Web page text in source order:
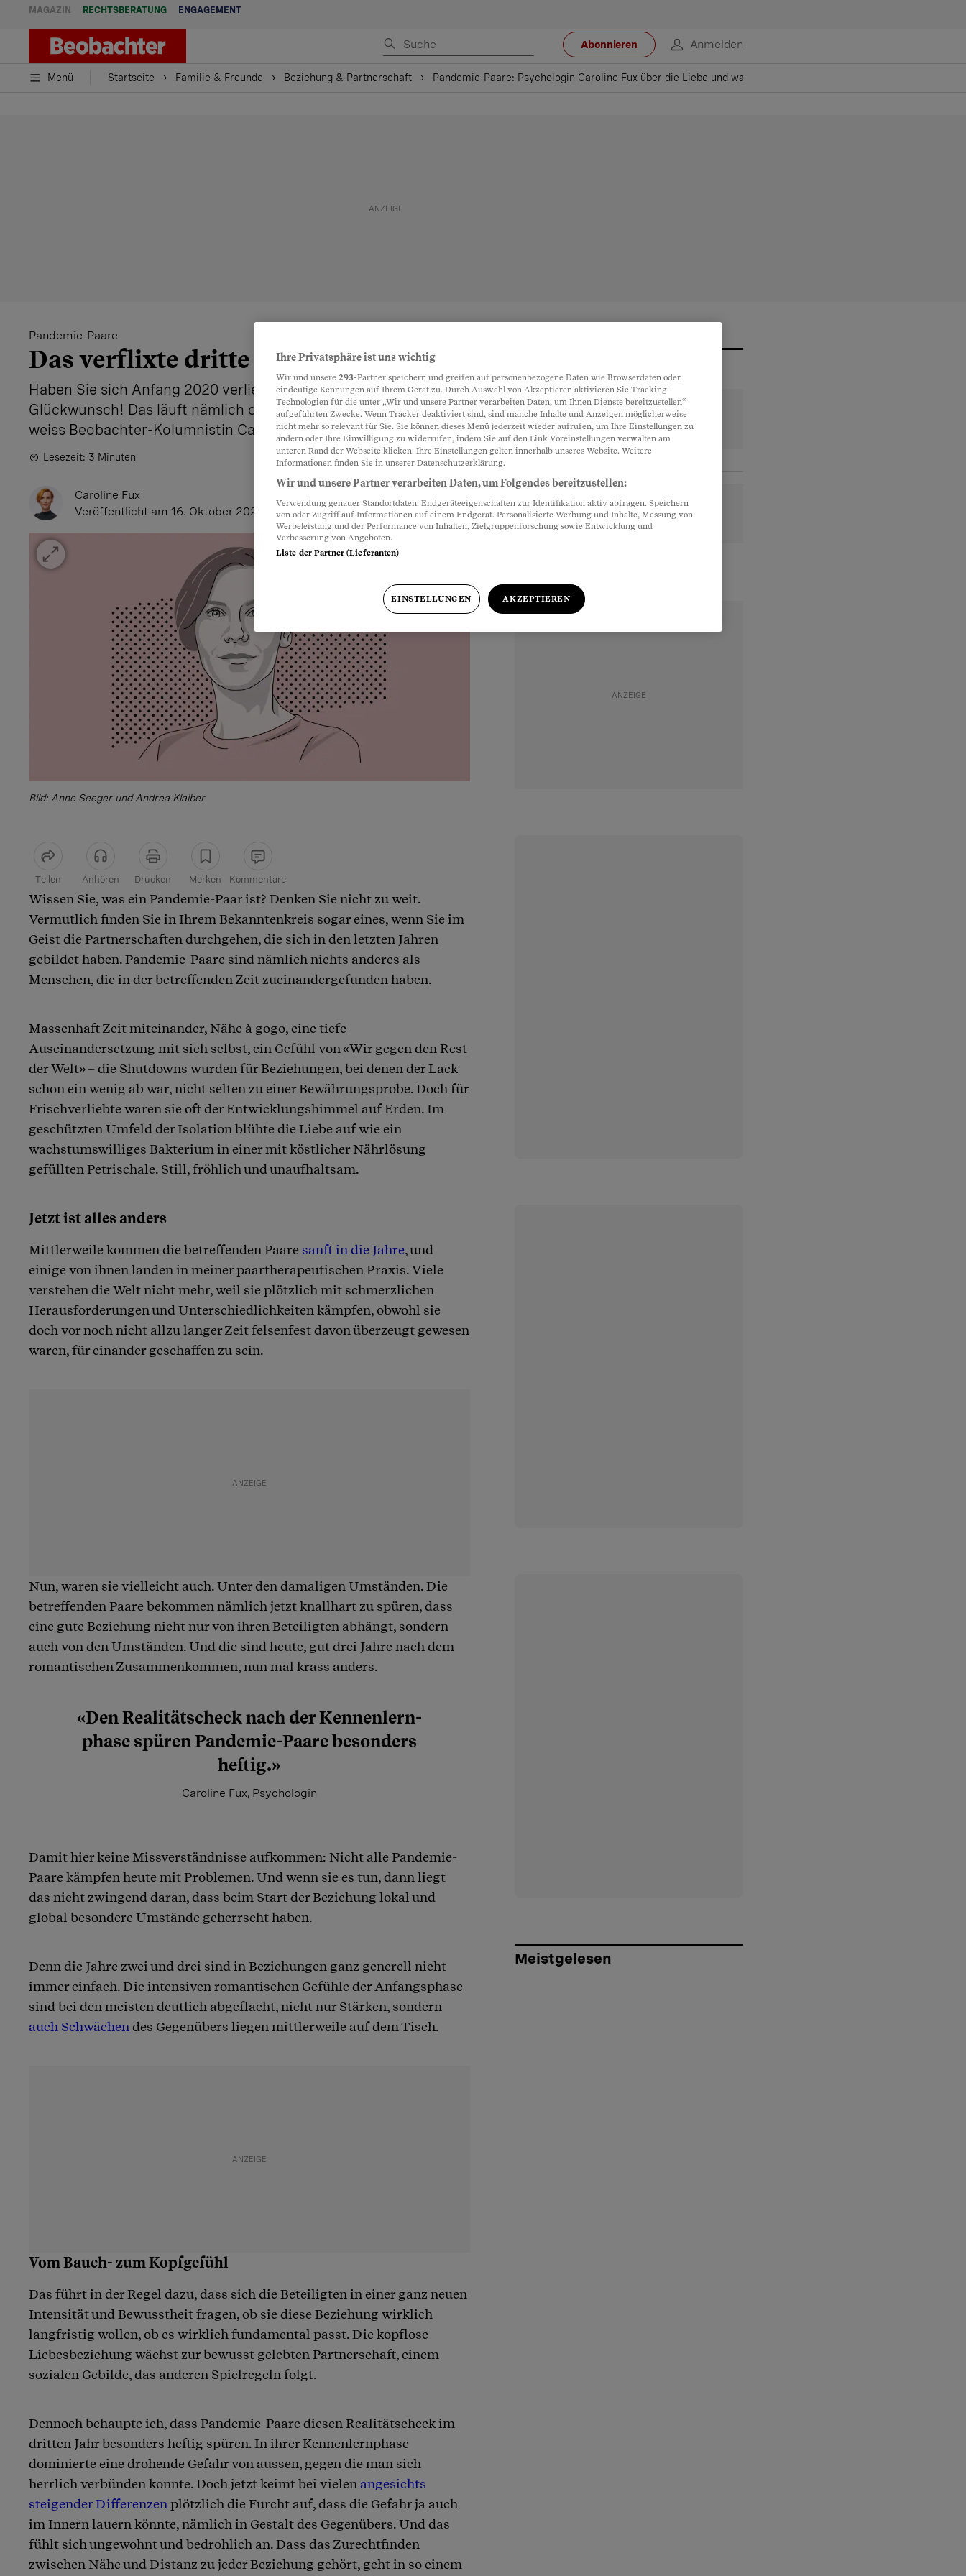
MAGAZIN RECHTSBERATUNG ENGAGEMENT
Abonnieren Anmelden
Menü Startseite Familie & Freunde Beziehung & Partnerschaft Pandemie-Paare: Psychologin Caroline Fux über die Liebe und warum sie nach drei Jahren oft in die Brüche
Pandemie-Paare
Das verflixte dritte Jahr
Haben Sie sich Anfang 2020 verliebt und sind noch zusammen?
Glückwunsch! Das läuft nämlich oft nicht so reibungslos. Warum,
weiss Beobachter-Kolumnistin Caroline Fux.
Lesezeit: 3 Minuten
Caroline Fux
Veröffentlicht am 16. Oktober 2023 - 06:00 Uhr
Bild: Anne Seeger und Andrea Klaiber
Teilen Anhören Drucken Merken Kommentare
Artikel teilen
Wissen Sie, was ein Pandemie-Paar ist? Denken Sie nicht zu weit.
Vermutlich finden Sie in Ihrem Bekanntenkreis sogar eines, wenn Sie im
Geist die Partnerschaften durchgehen, die sich in den letzten Jahren
gebildet haben. Pandemie-Paare sind nämlich nichts anderes als
Menschen, die in der betreffenden Zeit zueinandergefunden haben.
Massenhaft Zeit miteinander, Nähe à gogo, eine tiefe
Auseinandersetzung mit sich selbst, ein Gefühl von «Wir gegen den Rest
der Welt» – die Shutdowns wurden für Beziehungen, bei denen der Lack
schon ein wenig ab war, nicht selten zu einer Bewährungsprobe. Doch für
Frischverliebte waren sie oft der Entwicklungshimmel auf Erden. Im
geschützten Umfeld der Isolation blühte die Liebe auf wie ein
wachstumswilliges Bakterium in einer mit köstlicher Nährlösung
gefüllten Petrischale. Still, fröhlich und unaufhaltsam.
Jetzt ist alles anders
Mittlerweile kommen die betreffenden Paare sanft in die Jahre, und
einige von ihnen landen in meiner paartherapeutischen Praxis. Viele
verstehen die Welt nicht mehr, weil sie plötzlich mit schmerzlichen
Herausforderungen und Unterschiedlichkeiten kämpfen, obwohl sie
doch vor noch nicht allzu langer Zeit felsenfest davon überzeugt gewesen
waren, für einander geschaffen zu sein.
Nun, waren sie vielleicht auch. Unter den damaligen Umständen. Die
betreffenden Paare bekommen nämlich jetzt knallhart zu spüren, dass
eine gute Beziehung nicht nur von ihren Beteiligten abhängt, sondern
auch von den Umständen. Und die sind heute, gut drei Jahre nach dem
romantischen Zusammenkommen, nun mal krass anders.
«Den Realitäts­check nach der Kennenlern­
phase spüren Pandemie-Paare besonders
heftig.»
Caroline Fux, Psychologin
Damit hier keine Missverständnisse aufkommen: Nicht alle Pandemie-
Paare kämpfen heute mit Problemen. Und wenn sie es tun, dann liegt
das nicht zwingend daran, dass beim Start der Beziehung lokal und
global besondere Umstände geherrscht haben.
Denn die Jahre zwei und drei sind in Beziehungen ganz generell nicht
immer einfach. Die intensiven romantischen Gefühle der Anfangsphase
sind bei den meisten deutlich abgeflacht, nicht nur Stärken, sondern
auch Schwächen des Gegenübers liegen mittlerweile auf dem Tisch.
Vom Bauch- zum Kopfgefühl
Das führt in der Regel dazu, dass sich die Beteiligten in einer ganz neuen
Intensität und Bewusstheit fragen, ob sie diese Beziehung wirklich
langfristig wollen, ob es wirklich fundamental passt. Die kopflose
Liebesbeziehung wächst zur bewusst gelebten Partnerschaft, einem
sozialen Gebilde, das anderen Spielregeln folgt.
Dennoch behaupte ich, dass Pandemie-Paare diesen Realitätscheck im
dritten Jahr besonders heftig spüren. In ihrer Kennenlernphase
dominierte eine drohende Gefahr von aussen, gegen die man sich
herrlich verbünden konnte. Doch jetzt keimt bei vielen angesichts
steigender Differenzen plötzlich die Furcht auf, dass die Gefahr ja auch
im Innern lauern könnte, nämlich in Gestalt des Gegenübers. Und das
fühlt sich ungewohnt und bedrohlich an. Dass das Zurechtfinden
zwischen Nähe und Distanz zu jeder Beziehung gehört, geht in so einem
Meistgelesen
Ihre Privatsphäre ist uns wichtig
Wir und unsere 293-Partner speichern und greifen auf personenbezogene Daten wie Browserdaten oder
eindeutige Kennungen auf Ihrem Gerät zu. Durch Auswahl von Akzeptieren aktivieren Sie Tracking-
Technologien für die unter „Wir und unsere Partner verarbeiten Daten, um Ihnen Dienste bereitzustellen“
aufgeführten Zwecke. Wenn Tracker deaktiviert sind, sind manche Inhalte und Anzeigen möglicherweise
nicht mehr so relevant für Sie. Sie können dieses Menü jederzeit wieder aufrufen, um Ihre Einstellungen zu
ändern oder Ihre Einwilligung zu widerrufen, indem Sie auf den Link Voreinstellungen verwalten am
unteren Rand der Webseite klicken. Ihre Einstellungen gelten innerhalb unseres Website. Weitere
Informationen finden Sie in unserer Datenschutzerklärung.
Wir und unsere Partner verarbeiten Daten, um Folgendes bereitzustellen:
Verwendung genauer Standortdaten. Endgeräteeigenschaften zur Identifikation aktiv abfragen. Speichern
von oder Zugriff auf Informationen auf einem Endgerät. Personalisierte Werbung und Inhalte, Messung von
Werbeleistung und der Performance von Inhalten, Zielgruppenforschung sowie Entwicklung und
Verbesserung von Angeboten.
Liste der Partner (Lieferanten)
EINSTELLUNGEN AKZEPTIEREN